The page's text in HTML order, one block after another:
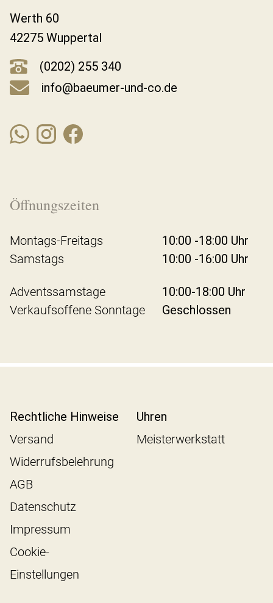
Werth 60
42275 Wuppertal
(0202) 255 340
info@baeumer-und-co.de
Öffnungszeiten
Montags-Freitags
10:00 -18:00 Uhr
Samstags
10:00 -16:00 Uhr
Adventssamstage
10:00-18:00 Uhr
Verkaufsoffene Sonntage
Geschlossen
Rechtliche Hinweise
Versand
Widerrufsbelehrung
AGB
Datenschutz
Impressum
Cookie-
Einstellungen
Uhren
Meisterwerkstatt